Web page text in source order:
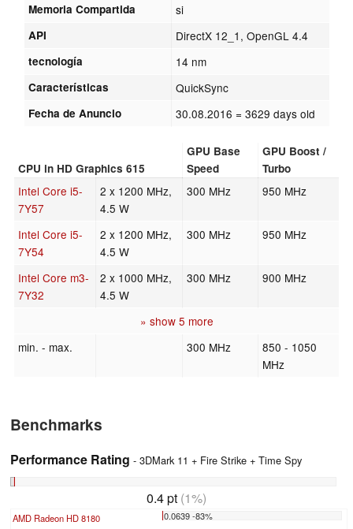
Memoria Compartida si
API DirectX 12_1, OpenGL 4.4
tecnología 14 nm
Características QuickSync
Fecha de Anuncio 30.08.2016 = 3629 days old
CPU in HD Graphics 615
GPU Base
Speed
GPU Boost /
Turbo
Intel Core i5-
7Y57
2 x 1200 MHz,
4.5 W
300 MHz 950 MHz
Intel Core i5-
7Y54
2 x 1200 MHz,
4.5 W
300 MHz 950 MHz
Intel Core m3-
7Y32
2 x 1000 MHz,
4.5 W
300 MHz 900 MHz
» show 5 more
min. - max.
300 MHz
850 - 1050
MHz
Benchmarks
Performance Rating - 3DMark 11 + Fire Strike + Time Spy
0.4 pt (1%)
AMD Radeon HD 8180 0.0639 -83%